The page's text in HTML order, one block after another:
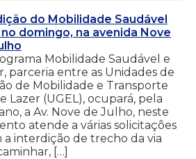
do Mobilidade Saudável
domingo, na avenida Nove
Mobilidade Saudável e
parceria entre as Unidades de
de Mobilidade e Transporte
Lazer (UGEL), ocupará, pela
a Av. Nove de Julho, neste
atende a várias solicitações
interdição de trecho da via
[…]